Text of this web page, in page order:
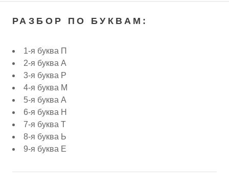
РАЗБОР ПО БУКВАМ:
1-я буква П
2-я буква А
3-я буква Р
4-я буква М
5-я буква А
6-я буква Н
7-я буква Т
8-я буква Ь
9-я буква Е